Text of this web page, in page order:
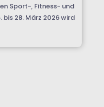
Sport-, Fitness- und
28. März 2026 wird